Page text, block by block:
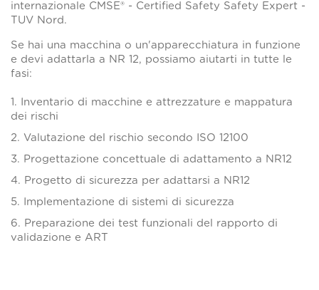
internazionale CMSE® - Certified Safety Safety Expert -
TUV Nord.
Se hai una macchina o un'apparecchiatura in funzione
e devi adattarla a NR 12, possiamo aiutarti in tutte le
fasi:
1. Inventario di macchine e attrezzature e mappatura
dei rischi
2. Valutazione del rischio secondo ISO 12100
3. Progettazione concettuale di adattamento a NR12
4. Progetto di sicurezza per adattarsi a NR12
5. Implementazione di sistemi di sicurezza
6. Preparazione dei test funzionali del rapporto di
validazione e ART